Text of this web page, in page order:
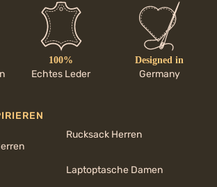
100%
Echtes Leder
Designed in
Germany
Rucksack Herren
Laptoptasche Damen